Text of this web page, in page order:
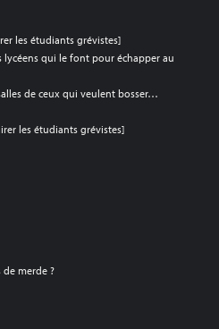
les étudiants grévistes]
lycéens qui le font pour échapper au
de ceux qui veulent bosser…
les étudiants grévistes]
de merde ?